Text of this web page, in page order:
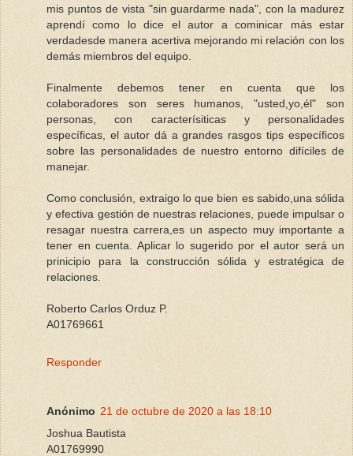
mis puntos de vista "sin guardarme nada", con la madurez
aprendí como lo dice el autor a cominicar más estar
verdadesde manera acertiva mejorando mi relación con los
demás miembros del equipo.
Finalmente debemos tener en cuenta que los
colaboradores son seres humanos, "usted,yo,él" son
personas, con caracterísiticas y personalidades
específicas, el autor dá a grandes rasgos tips específicos
sobre las personalidades de nuestro entorno difíciles de
manejar.
Como conclusión, extraigo lo que bien es sabido,una sólida
y efectiva gestión de nuestras relaciones, puede impulsar o
resagar nuestra carrera,es un aspecto muy importante a
tener en cuenta. Aplicar lo sugerido por el autor será un
prinicipio para la construcción sólida y estratégica de
relaciones.
Roberto Carlos Orduz P.
A01769661
Responder
Anónimo 21 de octubre de 2020 a las 18:10
Joshua Bautista
A01769990